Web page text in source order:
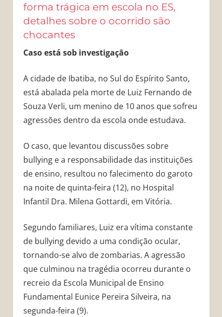
forma trágica em escola no ES,
detalhes sobre o ocorrido são
chocantes
Caso está sob investigação
A cidade de Ibatiba, no Sul do Espírito Santo,
está abalada pela morte de Luiz Fernando de
Souza Verli, um menino de 10 anos que sofreu
agressões dentro da escola onde estudava.
O caso, que levantou discussões sobre
bullying e a responsabilidade das instituições
de ensino, resultou no falecimento do garoto
na noite de quinta-feira (12), no Hospital
Infantil Dra. Milena Gottardi, em Vitória.
Segundo familiares, Luiz era vítima constante
de bullying devido a uma condição ocular,
tornando-se alvo de zombarias. A agressão
que culminou na tragédia ocorreu durante o
recreio da Escola Municipal de Ensino
Fundamental Eunice Pereira Silveira, na
segunda-feira (9).